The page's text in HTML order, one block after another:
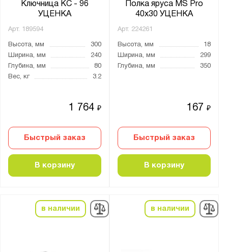
Ключница КС - 96
УЦЕНКА
Арт. 189594
Высота, мм
300
Ширина, мм
240
Глубина, мм
80
Вес, кг
3.2
1 764₽
Быстрый заказ
В корзину
Полка яруса MS Pro
40х30 УЦЕНКА
Арт. 224261
Высота, мм
18
Ширина, мм
299
Глубина, мм
350
167₽
Быстрый заказ
В корзину
в наличии в наличии